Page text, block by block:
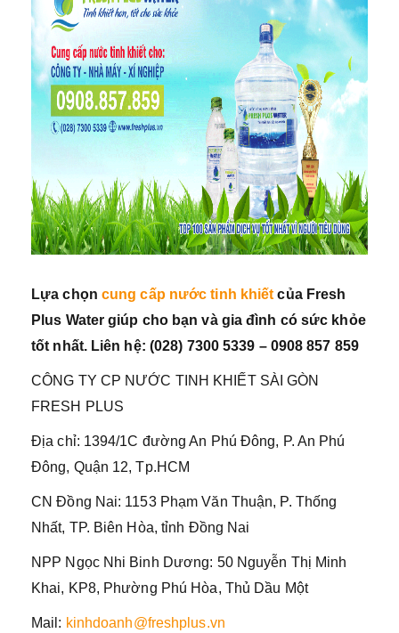
Lựa chọn cung cấp nước tinh khiết của Fresh
Plus Water giúp cho bạn và gia đình có sức khỏe
tốt nhất. Liên hệ: (028) 7300 5339 – 0908 857 859
CÔNG TY CP NƯỚC TINH KHIẾT SÀI GÒN
FRESH PLUS
Địa chỉ: 1394/1C đường An Phú Đông, P. An Phú
Đông, Quận 12, Tp.HCM
CN Đồng Nai: 1153 Phạm Văn Thuận, P. Thống
Nhất, TP. Biên Hòa, tỉnh Đồng Nai
NPP Ngọc Nhi Binh Dương: 50 Nguyễn Thị Minh
Khai, KP8, Phường Phú Hòa, Thủ Dầu Một
Mail: kinhdoanh@freshplus.vn